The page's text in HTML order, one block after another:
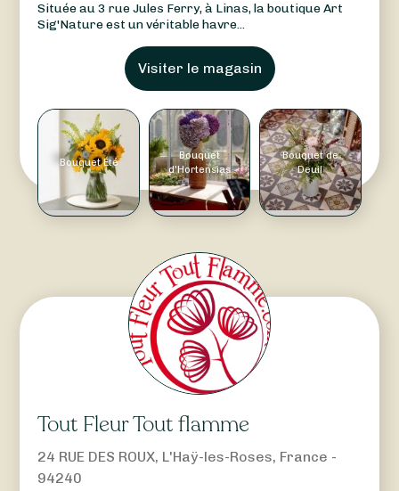
Située au 3 rue Jules Ferry, à Linas, la boutique Art
Sig'Nature est un véritable havre...
Visiter le magasin
Bouquet Été
Bouquet
d'Hortensias
Bouquet de
Deuil
Tout Fleur Tout flamme
24 RUE DES ROUX, L'Haÿ-les-Roses, France -
94240